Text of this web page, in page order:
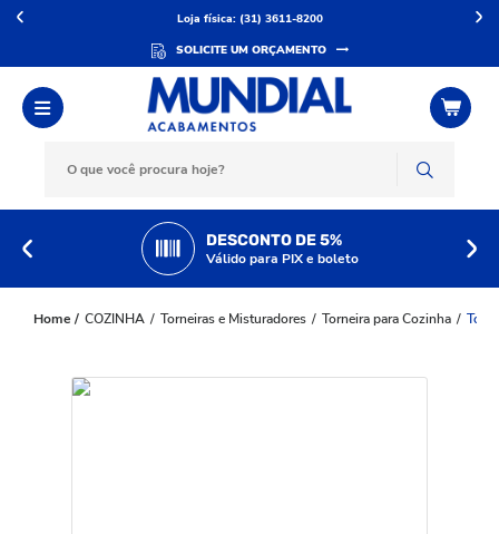
Loja física: (31) 3611-8200
SOLICITE UM ORÇAMENTO
DESCONTO DE 5%
Válido para PIX e boleto
COZINHA Torneiras e Misturadores Torneira para Cozinha